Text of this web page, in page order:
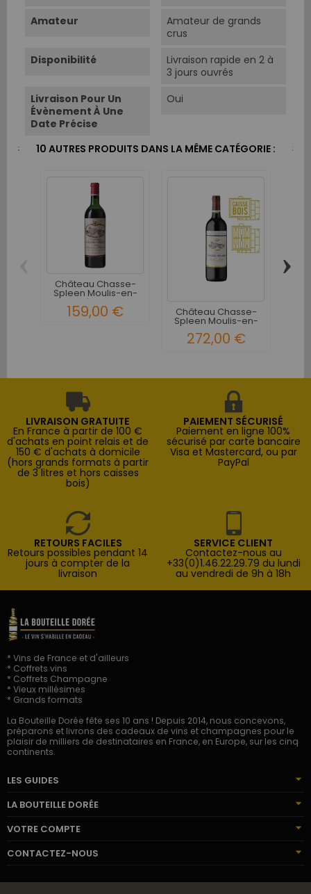
Amateur
Amateur de grands
crus
Disponibilité
Livraison rapide en 2 à
3 jours ouvrés
Livraison Pour Un
Évènement À Une
Date Précise
Oui
10 AUTRES PRODUITS DANS LA MÊME CATÉGORIE :
Château Chasse-
Spleen Moulis-en-
Médoc...
159,00 € Château Chasse-
Spleen Moulis-en-
272,00 €
›
LIVRAISON GRATUITE
En France à partir de 100 €
d'achats en point relais et de
150 € d'achats à domicile
(hors grands formats à partir
de 3 litres et hors caisses
bois)
PAIEMENT SÉCURISÉ
Paiement en ligne 100%
sécurisé par carte bancaire
Visa et Mastercard, ou par
PayPal
RETOURS FACILES
Retours possibles pendant 14
jours à compter de la
livraison
SERVICE CLIENT
Contactez-nous au
+33(0)1.46.22.29.79 du lundi
au vendredi de 9h à 18h
* Vins de France et d'ailleurs
* Coffrets vins
* Coffrets Champagne
* Vieux millésimes
* Grands formats
La Bouteille Dorée fête ses 10 ans ! Depuis 2014, nous concevons,
préparons et livrons des cadeaux de vins et champagnes pour le
plaisir de milliers de destinataires en France, en Europe, sur les cinq
continents.
LES GUIDES
LA BOUTEILLE DORÉE
VOTRE COMPTE
CONTACTEZ-NOUS